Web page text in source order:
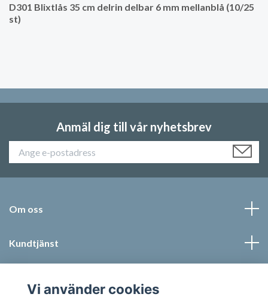
D301 Blixtlås 35 cm delrin delbar 6 mm mellanblå (10/25
st)
Anmäl dig till vår nyhetsbrev
Om oss
Kundtjänst
Vi använder cookies